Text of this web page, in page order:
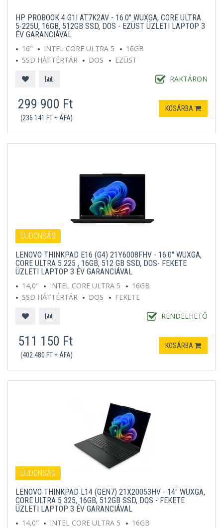
HP PROBOOK 4 G1I AT7K2AV - 16.0" WUXGA, CORE ULTRA
5-225U, 16GB, 512GB SSD, DOS - EZÜST ÜZLETI LAPTOP 3
ÉV GARANCIÁVAL
16"
INTEL CORE ULTRA 5
16GB
SSD HÁTTÉRTÁR
DOS EZÜST
RAKTÁRON
299 900 Ft
(236 141 FT + ÁFA)
KOSÁRBA
ÚJDONSÁG
LENOVO THINKPAD E16 (G4) 21Y6008FHV - 16.0" WUXGA,
CORE ULTRA 5 225 , 16GB, 512 GB SSD, DOS- FEKETE
ÜZLETI LAPTOP 3 ÉV GARANCIÁVAL
14,0"
INTEL CORE ULTRA 5
16GB
SSD HÁTTÉRTÁR
DOS FEKETE
RENDELHETŐ
511 150 Ft
(402 480 FT + ÁFA)
KOSÁRBA
ÚJDONSÁG
LENOVO THINKPAD L14 (GEN7) 21X20053HV - 14" WUXGA,
CORE ULTRA 5 325, 16GB, 512GB SSD, DOS - FEKETE
ÜZLETI LAPTOP 3 ÉV GARANCIÁVAL
14,0"
INTEL CORE ULTRA 5
16GB